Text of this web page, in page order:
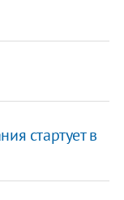
стартует в